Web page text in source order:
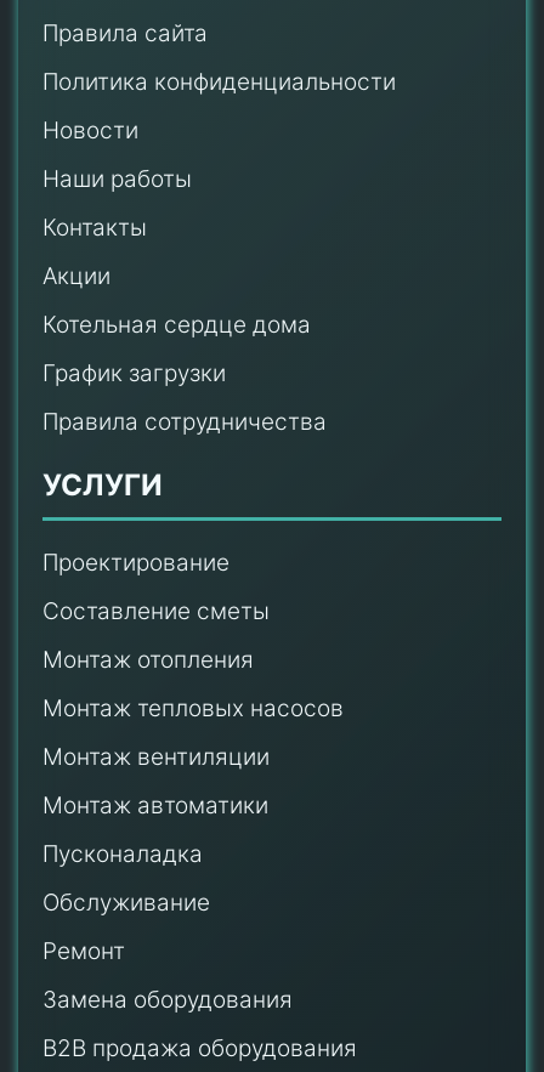
Правила сайта
Политика конфиденциальности
Новости
Наши работы
Контакты
Акции
Котельная сердце дома
График загрузки
Правила сотрудничества
УСЛУГИ
Проектирование
Составление сметы
Монтаж отопления
Монтаж тепловых насосов
Монтаж вентиляции
Монтаж автоматики
Пусконаладка
Обслуживание
Ремонт
Замена оборудования
B2B продажа оборудования